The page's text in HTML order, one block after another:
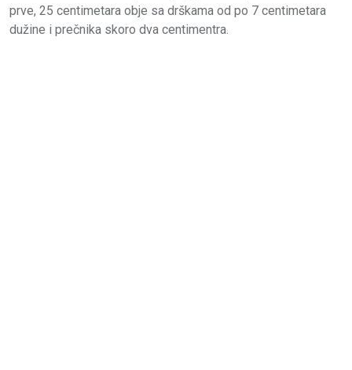
prve, 25 centimetara obje sa drškama od po 7 centimetara
dužine i prečnika skoro dva centimentra.